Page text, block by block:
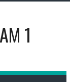
1